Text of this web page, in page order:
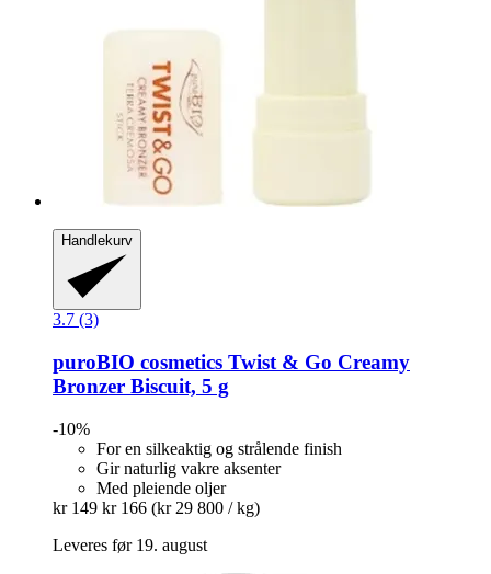
Handlekurv
3.7 (3)
puroBIO cosmetics Twist & Go Creamy
Bronzer Biscuit, 5 g
-10%
For en silkeaktig og strålende finish
Gir naturlig vakre aksenter
Med pleiende oljer
kr 149 kr 166 (kr 29 800 / kg)
Leveres før 19. august